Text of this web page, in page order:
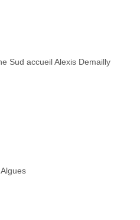
Sud accueil Alexis Demailly